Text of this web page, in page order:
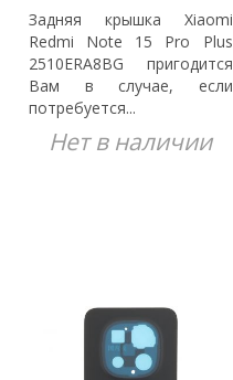
Задняя крышка Xiaomi
Redmi Note 15 Pro Plus
2510ERA8BG пригодится
Вам в случае, если
потребуется...
Нет в наличии